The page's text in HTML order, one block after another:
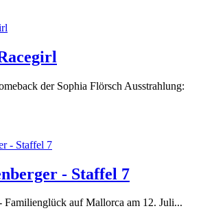
der Sophia Flörsch Ausstrahlung:
- Staffel 7
Familienglück auf Mallorca am 12. Juli...